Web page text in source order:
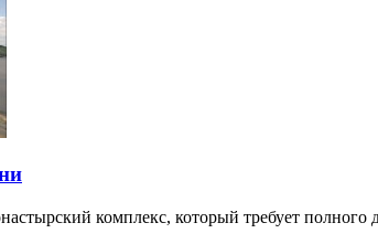
комплекс, который требует полного